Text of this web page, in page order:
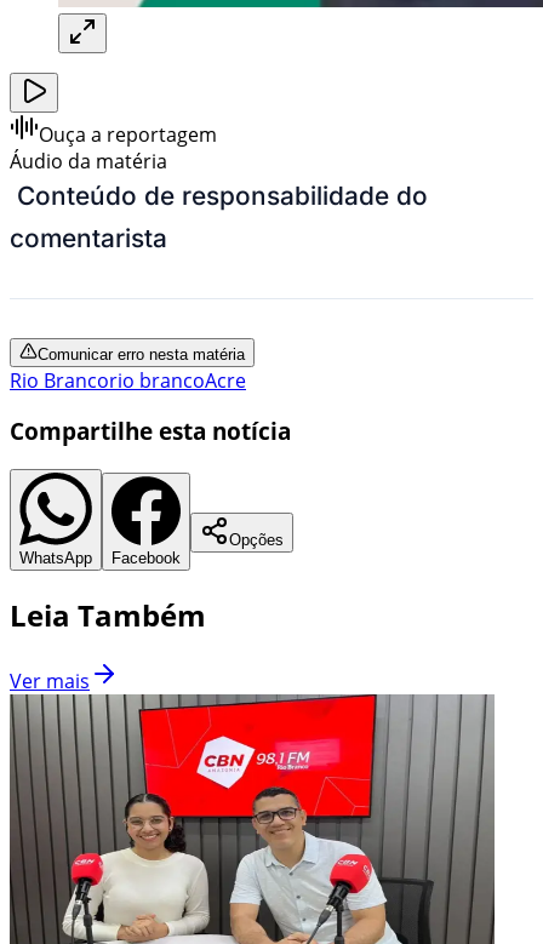
Ouça a reportagem
Áudio da matéria
Conteúdo de responsabilidade do
comentarista
Comunicar erro nesta matéria
Rio Brancorio brancoAcre
Compartilhe esta notícia
WhatsApp Facebook
Opções
Leia Também
Ver mais